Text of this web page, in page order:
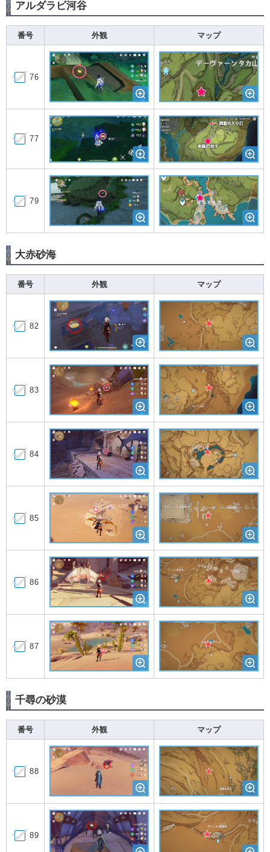
アルダラビ河谷
番号 外観 マップ
76
77
79
大赤砂海
番号 外観 マップ
82
83
84
85
86
87
千尋の砂漠
番号 外観 マップ
88
89